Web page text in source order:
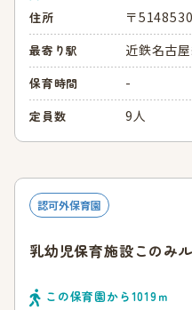
住所
〒
最寄り駅 近鉄名古
保育時間 -
定員数 9人
認可外保育園
乳幼児保育施設このみ
この保育園から1019ｍ